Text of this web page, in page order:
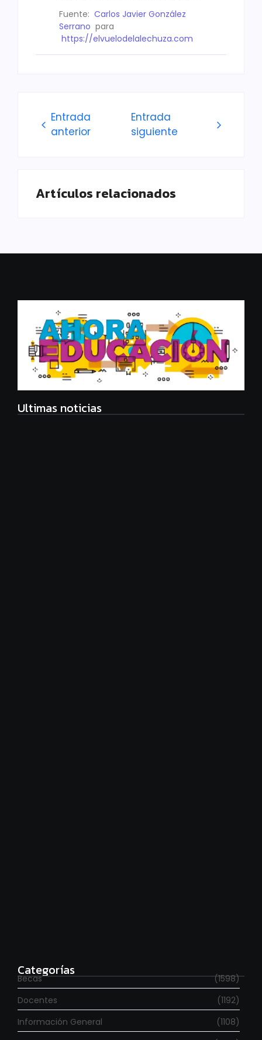
Fuente: Carlos Javier González
Serrano para
https://elvuelodelalechuza.com
Entrada
anterior
Entrada
siguiente
Artículos relacionados
Ultimas noticias
Categorías
Becas
(1598)
Docentes
(1192)
Información General
(1108)